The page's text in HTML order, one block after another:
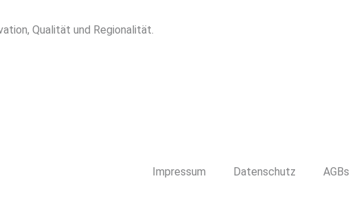
Qualität und Regionalität.
Impressum Datenschutz AGBs